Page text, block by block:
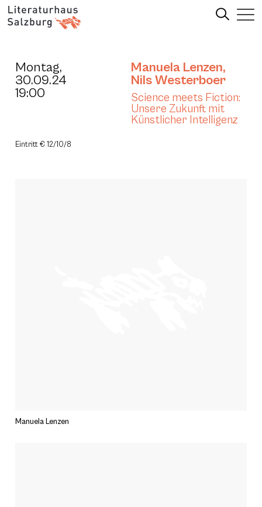
Montag,
30.09.24
19:00
Manuela Lenzen,
Nils Westerboer
Science meets Fiction:
Unsere Zukunft mit
Künstlicher Intelligenz
Eintritt € 12/10/8
Manuela Lenzen